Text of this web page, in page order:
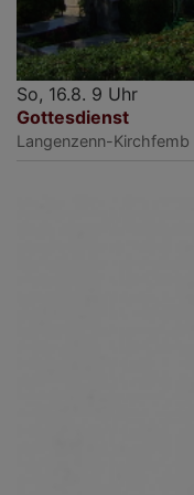
So, 16.8. 9 Uhr
Gottesdienst
Langenzenn-Kirchfemb